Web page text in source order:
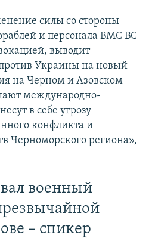
силы со стороны
и персонала ВМС ВС
выводит
Украины на новый
на Черном и Азовском
международно-
в себе угрозу
конфликта и
Черноморского региона»,
военный
– спикер